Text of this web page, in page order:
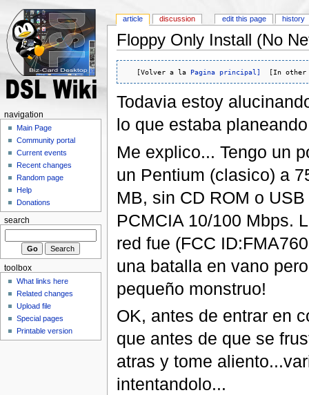
Floppy Only Install (No
   [Volver a la
Pagina principal]
[In
Todavia estoy
lo que estaba
Me explico... Tengo un
un Pentium (clasico) a
MB, sin CD ROM o
PCMCIA 10/100 Mbps.
red fue (FCC
una batalla en vano
pequeño monstruo!
OK, antes de entrar en
que antes de que se
atras y tome
intentandolo...
article discussion edit this page history
navigation
Main Page
Community portal
Current events
Recent changes
Random page
Help
Donations
search
toolbox
What links here
Related changes
Upload file
Special pages
Printable version